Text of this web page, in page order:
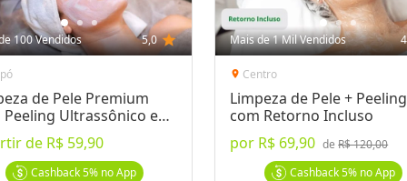
Inscrever-se
Anote o número do voucher e
100 Vendidos 5,0 star
de Pele Premium
Peeling Ultrassônico e
de R$ 59,90
Cashback5%no App
Mais de 1 Mil Vendidos
location_on Centro
Limpeza de Pele + Peeling
com Retorno Incluso
por R$ 69,90 deR$ 120,00
Cashback5%no App